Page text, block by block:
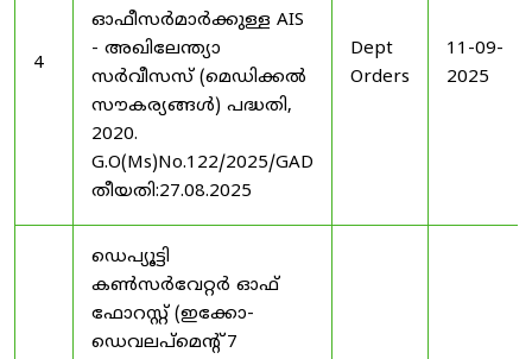
4
ഓഫീസർമാർക്കുള്ള AIS
- അഖിലേന്ത്യാ
സർവീസസ് (മെഡിക്കൽ
സൗകര്യങ്ങൾ) പദ്ധതി,
2020.
G.O(Ms)No.122/2025/GAD
തീയതി:27.08.2025
Dept
Orders
11-09-
2025
ഡെപ്യൂട്ടി
കൺസർവേറ്റർ ഓഫ്
ഫോറസ്റ്റ് (ഇക്കോ-
ഡെവലപ്മെന്റ് 7